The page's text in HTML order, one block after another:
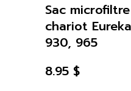
quantity
Sac
chariot
930, 965
8.95 $